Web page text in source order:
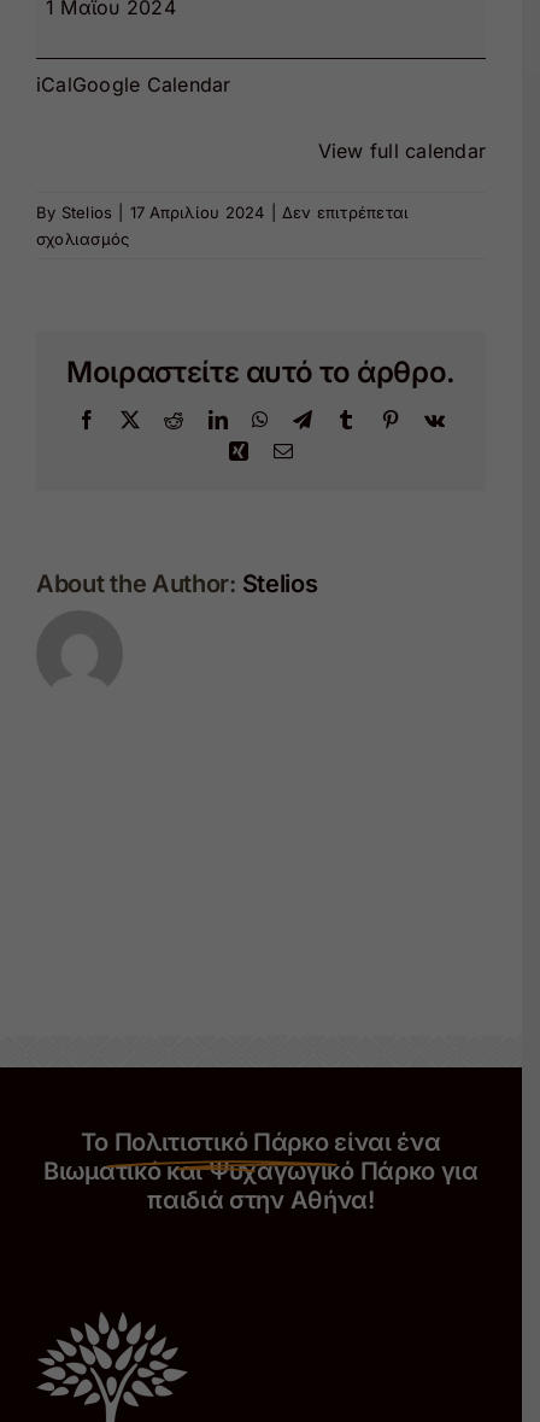
Εκπαίδευση
1 Μαΐου 2024
iCalGoogle Calendar
View full calendar
By Stelios 17 Απριλίου 2024
Δεν επιτρέπεται
σχολιασμόςστο
Μοιραστείτε αυτό το άρθρο.
Facebook RedditLinkedInWhatsApp
TelegramTumblrPinterest
Vk
Xing Email
About the Author: Stelios
Το Πολιτιστικό Πάρκο είναι ένα
Βιωματικό και Ψυχαγωγικό Πάρκο για
παιδιά στην Αθήνα!